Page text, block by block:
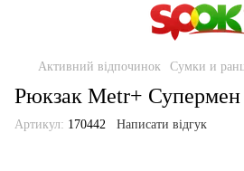
Активний відпочинок Сумки и
Рюкзак Metr+
Артикул: 170442 Написати відгук